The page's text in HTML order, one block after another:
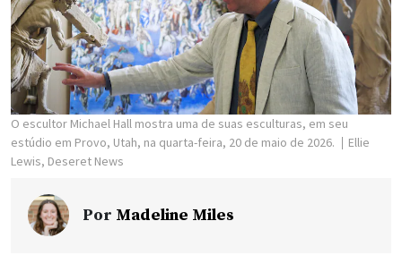
O escultor Michael Hall mostra uma de suas esculturas, em seu
estúdio em Provo, Utah, na quarta-feira, 20 de maio de 2026.
Ellie
Lewis, Deseret News
Por Madeline Miles